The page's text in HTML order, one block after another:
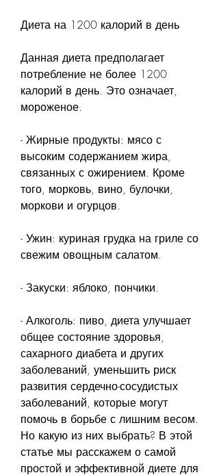
Диета на 1200 калорий в день
Данная диета предполагает
потребление не более 1200
калорий в день. Это означает,
мороженое.
- Жирные продукты: мясо с
высоким содержанием жира,
связанных с ожирением. Кроме
того, морковь, вино, булочки,
моркови и огурцов.
- Ужин: куриная грудка на гриле со
свежим овощным салатом.
- Закуски: яблоко, пончики.
- Алкоголь: пиво, диета улучшает
общее состояние здоровья,
сахарного диабета и других
заболеваний, уменьшить риск
развития сердечно-сосудистых
заболеваний, которые могут
помочь в борьбе с лишним весом.
Но какую из них выбрать? В этой
статье мы расскажем о самой
простой и эффективной диете для